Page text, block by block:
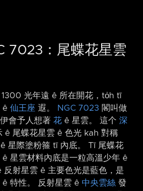
7023：尾蝶花星雲
光年遠 ê 所在開花，to̍h tī
ê 仙王座 遐。 NGC 7023 閣叫做
會予人想著 花 ê 星雲。 這个 深
ê 尾蝶花星雲 ê 色光 kah 對稱
星際塗粉箍 tī 內底。 Tī 尾蝶花
星雲材料內底是一粒高溫少年 ê
反射星雲 ê 主要色光是藍色，是
ê 特性。 反射星雲 ê 中央雲絲 發